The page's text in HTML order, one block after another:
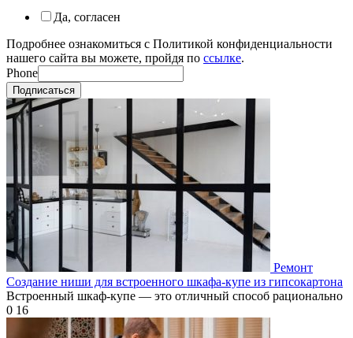
Да, согласен
Подробнее ознакомиться с Политикой конфиденциальности
нашего сайта вы можете, пройдя по ссылке.
Phone
Подписаться
Ремонт
Создание ниши для встроенного шкафа-купе из гипсокартона
Встроенный шкаф-купе — это отличный способ рационально
0 16